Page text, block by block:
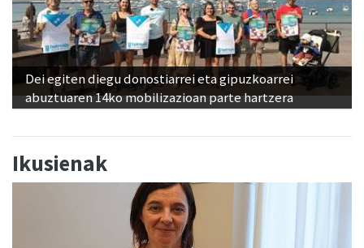
Dei egiten diegu donostiarrei eta gipuzkoarrei
abuztuaren 14ko mobilizazioan parte hartzera
Ikusienak